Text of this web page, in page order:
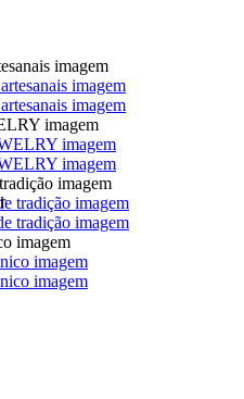
imagem
imagem
imagem
imagem